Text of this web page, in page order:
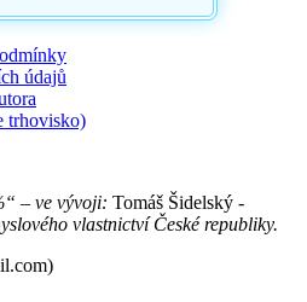
údajů
trhovisko)
– ve vývoji: Tomáš Šidelský -
vlastnictví České republiky.